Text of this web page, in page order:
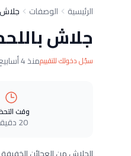
الرئيسية الوصفات جلاش
جلاش
سجّل دخولك للتقييممنذ 4 أسابيع
وقت
20 دقيقة